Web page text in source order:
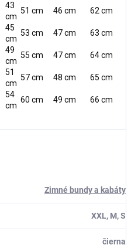
43
cm
51 cm 46 cm 62 cm
45
cm
53 cm 47 cm 63 cm
49
cm
55 cm 47 cm 64 cm
51
cm
57 cm 48 cm 65 cm
54
cm
60 cm 49 cm 66 cm
Zimné bundy a kabáty
XXL, M, S
čierna